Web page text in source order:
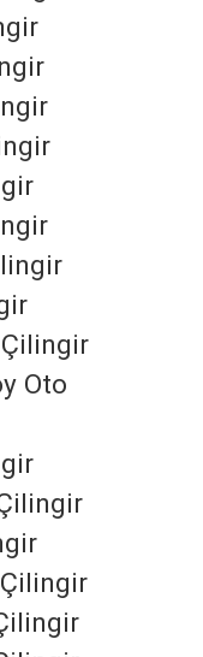
Çilingir
Oto